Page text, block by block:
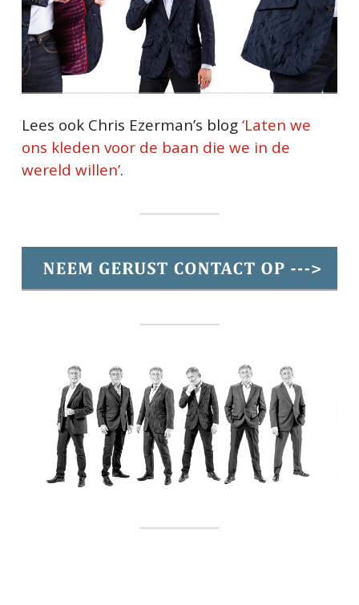
Lees ook Chris Ezerman’s blog ‘Laten we
ons kleden voor de baan die we in de
wereld willen’.